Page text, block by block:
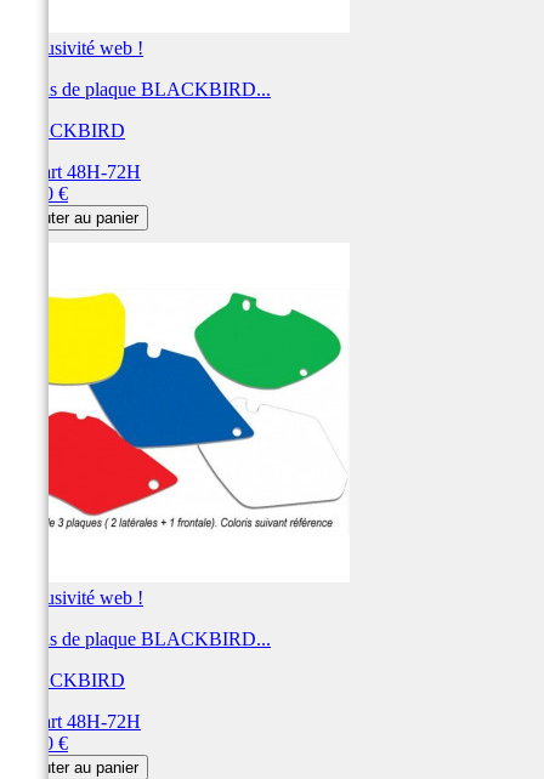
Exclusivité web !
Fonds de plaque BLACKBIRD...
BLACKBIRD
Départ 48H-72H
28,80 €
Ajouter au panier
Exclusivité web !
Fonds de plaque BLACKBIRD...
BLACKBIRD
Départ 48H-72H
28,80 €
Ajouter au panier